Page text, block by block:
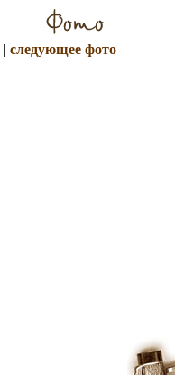
| следующее фото